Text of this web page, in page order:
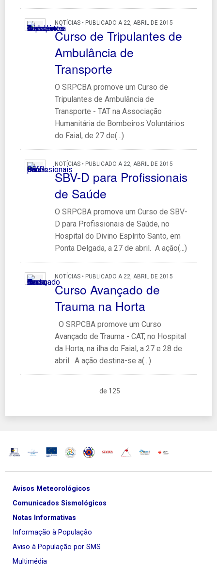
NOTÍCIAS • PUBLICADO A 22, ABRIL DE 2015
Curso de Tripulantes de
Ambulância de
Transporte
O SRPCBA promove um Curso de
Tripulantes de Ambulância de
Transporte - TAT na Associação
Humanitária de Bombeiros Voluntários
do Faial, de 27 de(...)
NOTÍCIAS • PUBLICADO A 22, ABRIL DE 2015
SBV-D para Profissionais
de Saúde
O SRPCBA promove um Curso de SBV-
D para Profissionais de Saúde, no
Hospital do Divino Espírito Santo, em
Ponta Delgada, a 27 de abril. A ação(...)
NOTÍCIAS • PUBLICADO A 22, ABRIL DE 2015
Curso Avançado de
Trauma na Horta
O SRPCBA promove um Curso
Avançado de Trauma - CAT, no Hospital
da Horta, na ilha do Faial, a 27 e 28 de
abril. A ação destina-se a(...)
de 125
Avisos Meteorológicos
Comunicados Sismológicos
Notas Informativas
Informação à População
Aviso à População por SMS
Multimédia